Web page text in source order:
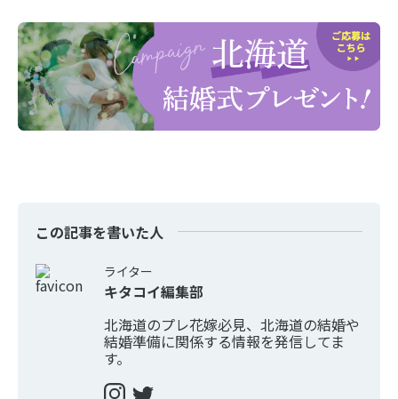
この記事を書いた人
ライター
キタコイ編集部
北海道のプレ花嫁必見、北海道の結婚や
結婚準備に関係する情報を発信してま
す。